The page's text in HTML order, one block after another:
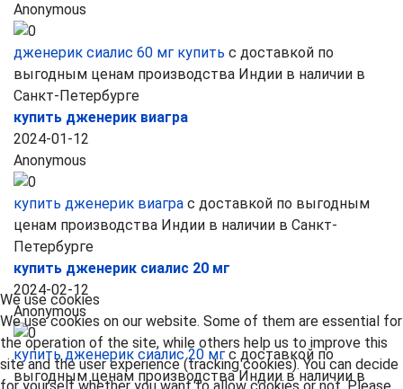
Anonymous
дженерик сиалис 60 мг купить с доставкой по
выгодным ценам производства Индии в наличии в
Санкт-Петербурге
купить дженерик виагра
2024-01-12
Anonymous
купить дженерик виагра с доставкой по выгодным
ценам производства Индии в наличии в Санкт-
Петербурге
купить дженерик сиалис 20 мг
2024-02-12
Anonymous
купить дженерик сиалис 20 мг с доставкой по
выгодным ценам производства Индии в наличии в
We use cookies
We use cookies on our website. Some of them are essential for
the operation of the site, while others help us to improve this
site and the user experience (tracking cookies). You can decide